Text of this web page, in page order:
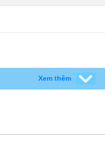
Xem thêm